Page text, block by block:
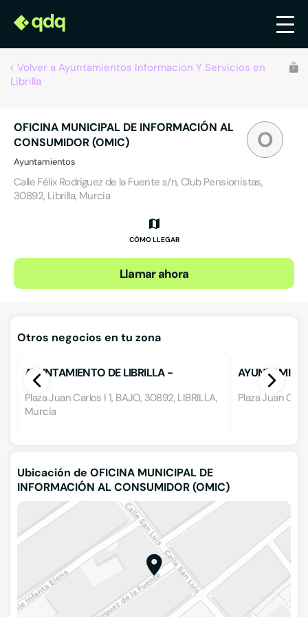
Volver a Ayuntamientos Informacion Y Servicios en
Librilla
O
OFICINA MUNICIPAL DE INFORMACIÓN AL
CONSUMIDOR (OMIC)
Ayuntamientos
Calle Félix Rodríguez de la Fuente s/n, Club Pensionistas,
30892, Librilla, Murcia
CÓMO LLEGAR
Llamar ahora
Otros negocios en tu zona
AYUNTAMIENTO DE LIBRILLA -
CENTRALITA
Plaza Juan Carlos I 1, BAJO, 30892, LIBRILLA,
Murcia
Plaza Juan
Ubicación de OFICINA MUNICIPAL DE
INFORMACIÓN AL CONSUMIDOR (OMIC)